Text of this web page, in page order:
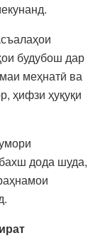
будубош дар
меҳнатӣ ва
ҳифзи ҳуқуқи
дода шуда,